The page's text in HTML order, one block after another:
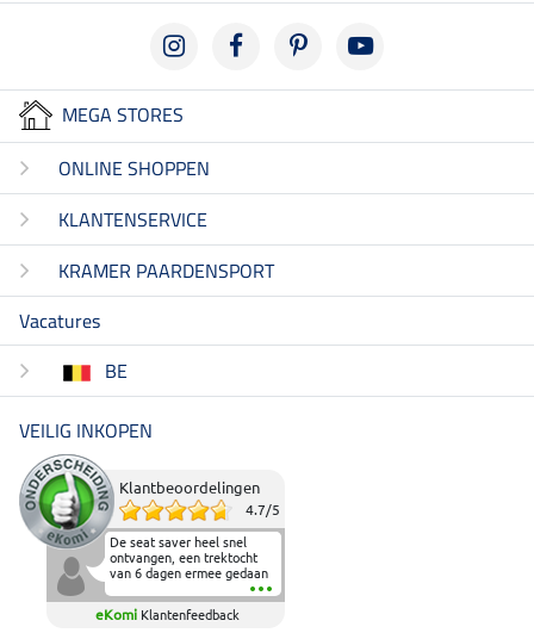
MEGA STORES
ONLINE SHOPPEN
KLANTENSERVICE
KRAMER PAARDENSPORT
Vacatures
BE
VEILIG INKOPEN
Klantbeoordelingen
4.7/5
De seat saver heel snel
ontvangen, een trektocht
van 6 dagen ermee gedaan
en deze heeft de beproeving
fantastisch doorstaan.
Heerlijk zacht om op te
eKomi Klantenfeedback